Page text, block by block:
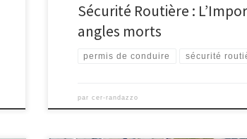
Sécurité Routière :
angles morts
permis de conduire sécurité
par cer-randazzo